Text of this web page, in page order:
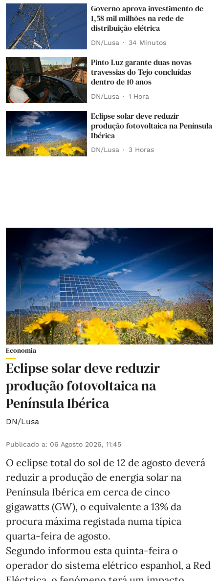
Governo aprova investimento de
1,58 mil milhões na rede de
distribuição elétrica
DN/Lusa 34 Minutos
Pinto Luz garante duas novas
travessias do Tejo concluídas
dentro de 10 anos
DN/Lusa 1 Hora
Eclipse solar deve reduzir
produção fotovoltaica na Península
Ibérica
DN/Lusa 3 Horas
Economia
Eclipse solar deve reduzir
produção fotovoltaica na
Península Ibérica
DN/Lusa
Publicado a: 06 Agosto 2026, 11:45
O eclipse total do sol de 12 de agosto deverá
reduzir a produção de energia solar na
Península Ibérica em cerca de cinco
gigawatts (GW), o equivalente a 13% da
procura máxima registada numa típica
quarta-feira de agosto.
Segundo informou esta quinta-feira o
operador do sistema elétrico espanhol, a Red